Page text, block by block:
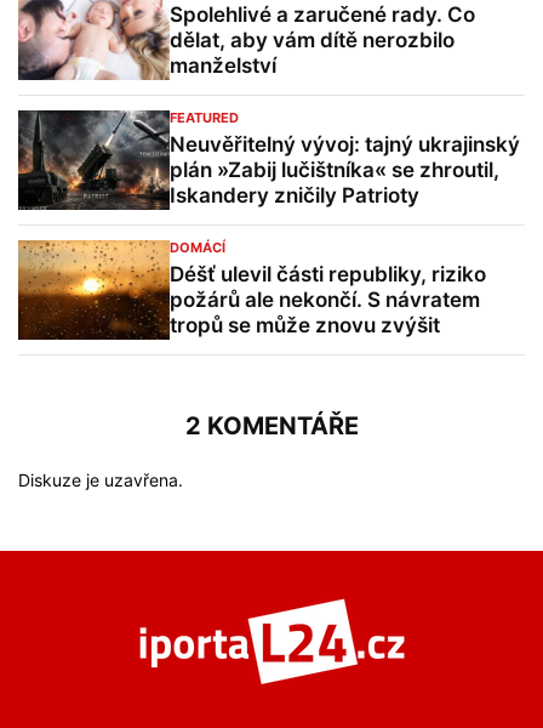
Spolehlivé a zaručené rady. Co
dělat, aby vám dítě nerozbilo
manželství
FEATURED
Neuvěřitelný vývoj: tajný ukrajinský
plán »Zabij lučištníka« se zhroutil,
Iskandery zničily Patrioty
DOMÁCÍ
Déšť ulevil části republiky, riziko
požárů ale nekončí. S návratem
tropů se může znovu zvýšit
2 KOMENTÁŘE
Diskuze je uzavřena.